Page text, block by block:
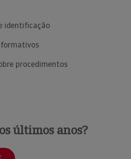
identificação
procedimentos
últimos anos?